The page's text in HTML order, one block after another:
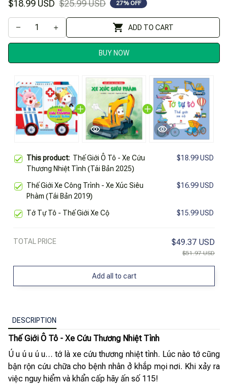
$18.99 USD $25.99 USD 27% OFF
ADD TO CART
BUY NOW
This product: Thế Giới Ô Tô - Xe Cứu
Thương Nhiệt Tình (Tái Bản 2025)
$18.99 USD
Thế Giới Xe Công Trình - Xe Xúc Siêu
Phàm (Tái Bản 2019)
$16.99 USD
Tớ Tự Tô - Thế Giới Xe Cộ $15.99 USD
TOTAL PRICE $49.37 USD
$51.97 USD
Add all to cart
DESCRIPTION
Thế Giới Ô Tô - Xe Cứu Thương Nhiệt Tình
Ú u ú u ú u… tớ là xe cứu thương nhiệt tình. Lúc nào tớ cũng
bận rộn cứu chữa cho bệnh nhân ở khắp mọi nơi. Khi xảy ra
việc nguy hiểm và khẩn cấp hãy ấn số 115!